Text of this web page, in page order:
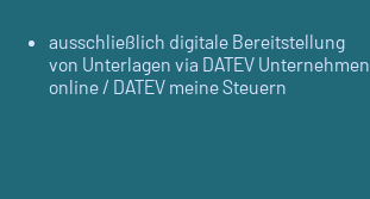
ausschließlich digitale Bereitstellung
von Unterlagen via DATEV Unternehmen
online / DATEV meine Steuern